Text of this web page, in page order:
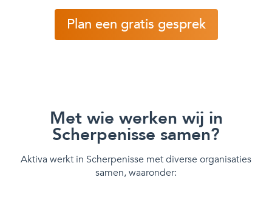
Plan een gratis gesprek
Met wie werken wij in
Scherpenisse samen?
Aktiva werkt in Scherpenisse met diverse organisaties
samen, waaronder: